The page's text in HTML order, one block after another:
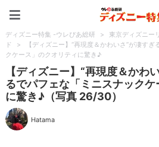
ディズニー特集 -ウレぴあ総研 > 東京ディズニー
ド
>
【ディズニー】“再現度＆かわいさ”が凄す
クケース」のクオリティに驚き♪
【ディズニー】“再現度＆かわ
るでパフェな「ミニスナック
に驚き♪（写真 26/30）
Hatama